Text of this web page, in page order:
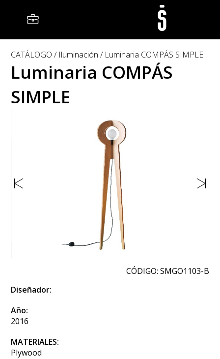
CATÁLOGO Iluminación Luminaria COMPÁS SIMPLE
Luminaria COMPÁS
SIMPLE
CÓDIGO: SMGO1103-B
Diseñador:
Año:
2016
MATERIALES:
Plywood